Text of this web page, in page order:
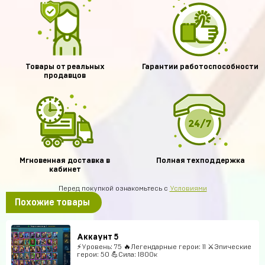
Товары от реальных
продавцов
Гарантии работоспособности
Мгновенная доставка в
кабинет
Полная техподдержка
Перед покупкой ознакомьтесь с Условиями
Похожие товары
Аккаунт 5
⚡Уровень: 75 🔥Легендарные герои: 11 ⚔️Эпические
герои: 50 💪Сила: 1800к